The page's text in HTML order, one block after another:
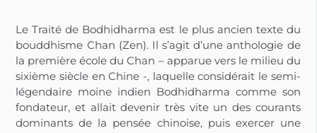
Le Traité de Bodhidharma est le plus ancien texte du
bouddhisme Chan (Zen). Il s’agit d’une anthologie de
la première école du Chan – apparue vers le milieu du
sixième siècle en Chine -, laquelle considérait le semi-
légendaire moine indien Bodhidharma comme son
fondateur, et allait devenir très vite un des courants
dominants de la pensée chinoise, puis exercer une